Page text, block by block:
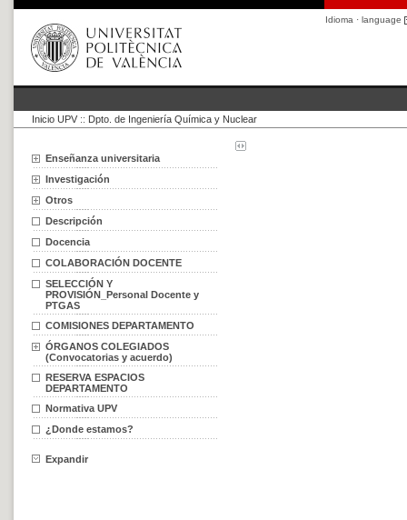
Idioma · language
Inicio UPV :: Dpto. de Ingeniería Química y Nuclear
Enseñanza universitaria
Investigación
Otros
Descripción
Docencia
COLABORACIÓN DOCENTE
SELECCIÓN Y
PROVISIÓN_Personal Docente y
PTGAS
COMISIONES DEPARTAMENTO
ÓRGANOS COLEGIADOS
(Convocatorias y acuerdo)
RESERVA ESPACIOS
DEPARTAMENTO
Normativa UPV
¿Donde estamos?
Expandir